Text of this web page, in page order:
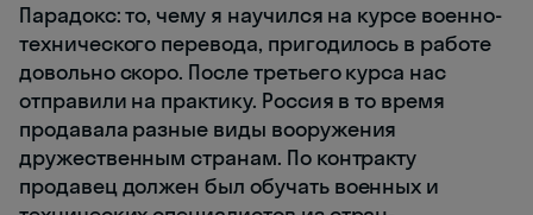
Парадокс: то, чему я научился на курсе военно-
технического перевода, пригодилось в работе
довольно скоро. После третьего курса нас
отправили на практику. Россия в то время
продавала разные виды вооружения
дружественным странам. По контракту
продавец должен был обучать военных и